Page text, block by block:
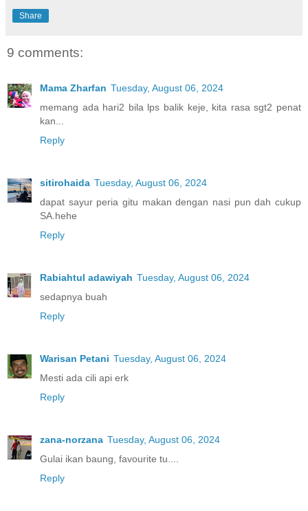
Share
9 comments:
Mama Zharfan Tuesday, August 06, 2024
memang ada hari2 bila lps balik keje, kita rasa sgt2 penat
kan...
Reply
sitirohaida Tuesday, August 06, 2024
dapat sayur peria gitu makan dengan nasi pun dah cukup
SA.hehe
Reply
Rabiahtul adawiyah Tuesday, August 06, 2024
sedapnya buah
Reply
Warisan Petani Tuesday, August 06, 2024
Mesti ada cili api erk
Reply
zana-norzana Tuesday, August 06, 2024
Gulai ikan baung, favourite tu....
Reply